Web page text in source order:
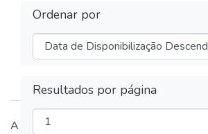
Ordenar por
Resultados por página
A disponibilização destas obras respeita a